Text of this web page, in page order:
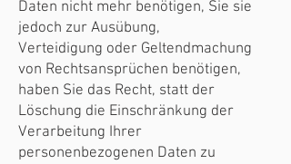
Daten nicht mehr benötigen, Sie sie
jedoch zur Ausübung,
Verteidigung oder Geltendmachung
von Rechtsansprüchen benötigen,
haben Sie das Recht, statt der
Löschung die Einschränkung der
Verarbeitung Ihrer
personenbezogenen Daten zu